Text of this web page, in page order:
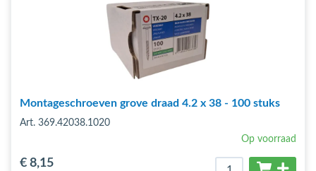
Montageschroeven grove draad 4.2 x 38 - 100 stuks
Art. 369.42038.1020
Op voorraad
€ 8,15